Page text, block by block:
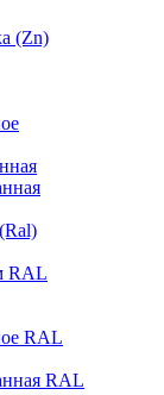
(Zn)
RAL
RAL
RAL